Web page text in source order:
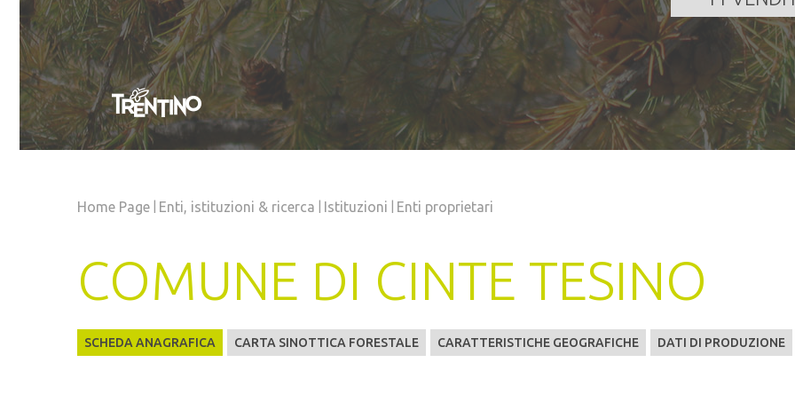
Home Page Enti, istituzioni & ricerca Istituzioni Enti proprietari
COMUNE DI CINTE TESINO
SCHEDA ANAGRAFICA CARTA SINOTTICA FORESTALE CARATTERISTICHE GEOGRAFICHE DATI DI PRODUZIONE